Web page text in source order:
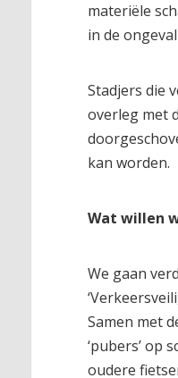
materiële
in de
Stadjers die
overleg met
kan worden.
Wat willen
We gaan
Samen met
‘pubers’ op
oudere